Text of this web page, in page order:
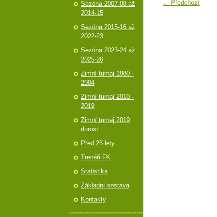
← Předchozí
Sezóna 2007-08 až
2014-15
Sezóna 2015-16 až
2022-23
Sezóna 2023-24 až
2025-26
Zimní turnaj 1980 -
2004
Zimní turnaj 2010 -
2019
Zimní turnaj 2019
dorost
Před 25 lety
Trenéři FK
Statistika
Základní sestava
Kontakty